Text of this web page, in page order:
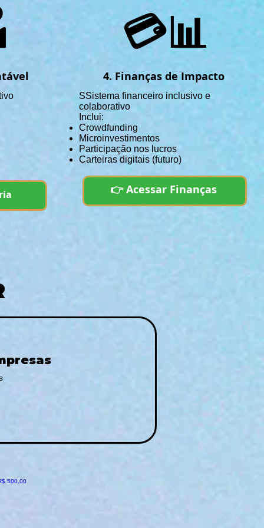
💳📊
4. Finanças de Impacto
SSistema financeiro inclusivo e
colaborativo
Inclui:
Crowdfunding
Microinvestimentos
Participação nos lucros
Carteiras digitais (futuro)
👉 Acessar Finanças
500,00